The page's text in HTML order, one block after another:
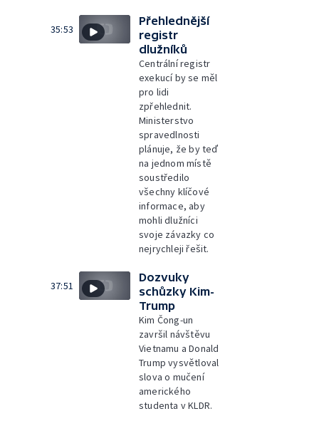
35:53
Přehlednější
registr
dlužníků
Centrální registr
exekucí by se měl
pro lidi
zpřehlednit.
Ministerstvo
spravedlnosti
plánuje, že by teď
na jednom místě
soustředilo
všechny klíčové
informace, aby
mohli dlužníci
svoje závazky co
nejrychleji řešit.
37:51
Dozvuky
schůzky Kim-
Trump
Kim Čong-un
završil návštěvu
Vietnamu a Donald
Trump vysvětloval
slova o mučení
amerického
studenta v KLDR.